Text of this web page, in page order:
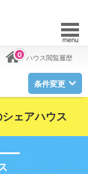
menu
ハウス閲覧履歴
0
条件変更
ェアハウス